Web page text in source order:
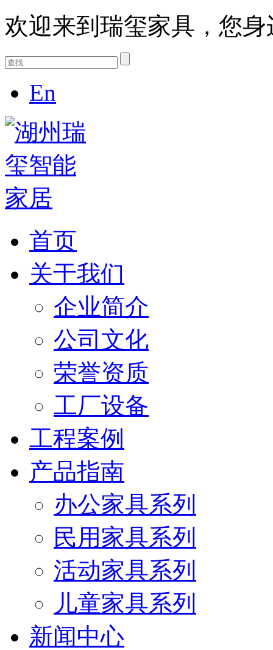
欢迎来到瑞玺家具，您
En
首页
关于我们
企业简介
公司文化
荣誉资质
工厂设备
工程案例
产品指南
办公家具系列
民用家具系列
活动家具系列
儿童家具系列
新闻中心